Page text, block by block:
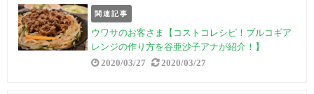
関連記事
ウワサのお客さま【コストコレシピ！プルコギア
レンジの作り方を谷亜沙子アナが紹介！】
2020/03/27 2020/03/27